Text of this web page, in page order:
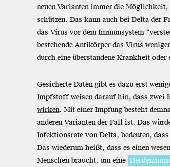
neuen Varianten immer die
schützen. Das kann auch bei Delta der
das Virus vor dem Immunsystem
bestehende Antikörper das Virus
durch eine überstandene Krankheit
Gesicherte Daten gibt es dazu erst
Impfstoff weisen darauf hin,dass zwei
wirken. Mit einer Impfung besteht
anderen Varianten der Fall ist. Das
Infektionsrate von Delta, bedeuten,
Das wiederum heißt, dass es einen
Menschen braucht, um eine